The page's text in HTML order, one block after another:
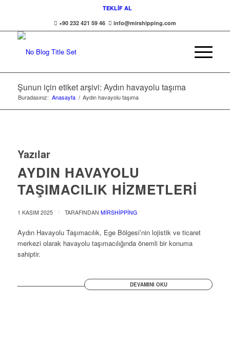
TEKLİF AL
+90 232 421 59 46
info@mirshipping.com
Şunun için etiket arşivi: Aydın havayolu taşıma
Buradasınız: Anasayfa / Aydın havayolu taşıma
Yazılar
AYDIN HAVAYOLU
TAŞIMACILIK HİZMETLERİ
1 KASIM 2025 / TARAFINDAN MIRSHIPPING
Aydın Havayolu Taşımacılık, Ege Bölgesi’nin lojistik ve ticaret
merkezi olarak havayolu taşımacılığında önemli bir konuma
sahiptir.
DEVAMINI OKU